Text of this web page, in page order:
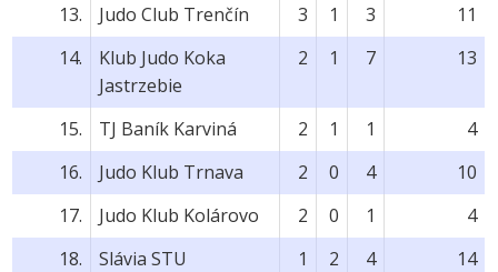
13.
Judo Club Trenčín 3 1 3
11
14.
Klub Judo Koka
Jastrzebie
2 1 7 13
15. TJ Baník Karviná 2 1 1
4
16.
Judo Klub Trnava 2 0 4
10
17.
Judo Klub Kolárovo 2 0 1
4
18.
Slávia STU
1 2 4 14